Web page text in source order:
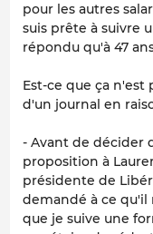
pour les autres
suis prête à suivre
répondu qu'à 47
Est-ce que ça n'est
d'un journal en
- Avant de décider
proposition à
présidente de
demandé à ce
que je suive une